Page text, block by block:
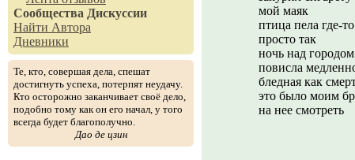
Сообщества Дискуссии
Найти Автора
Дневники
Те, кто, совершая дела, спешат
достигнуть успеха, потерпят неудачу.
Кто осторожно заканчивает своё дело,
подобно тому как он его начал, у того
всегда будет благополучно.
Дао де цзин
мой маяк
птица пела где-то
просто так
ночь над городом
повисла
бледная как
это было моим
на нее смотреть